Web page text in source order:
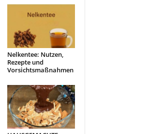
Nelkentee: Nutzen,
Rezepte und
Vorsichtsmaßnahmen